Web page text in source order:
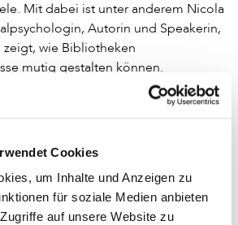
Cookies
um Inhalte und Anzeigen zu
für soziale Medien anbieten
auf unsere Website zu
Mit dabei ist unter anderem Nicola
Autorin und Speakerin,
wie Bibliotheken
mutig gestalten können.
25/26 ist
zum Programm sowie die
.